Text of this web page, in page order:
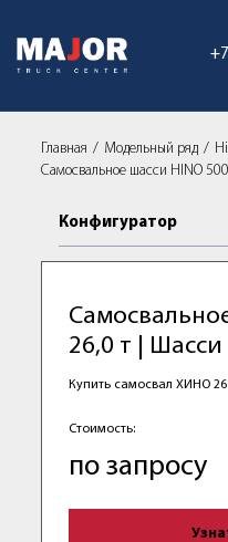
Главная Модельный ряд
Самосвальное шасси HINO
Конфигуратор
26,0 т | Шасси
Купить самосвал ХИНО
Стоимость:
по запросу